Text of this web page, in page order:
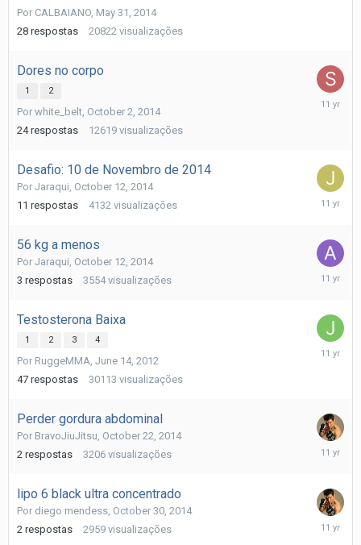
Por CALBAIANO May 31, 2014
28 respostas 20822 visualizações
Dores no corpo
1 2
Por white_belt October 2, 2014
24 respostas 12619 visualizações
Desafio: 10 de Novembro de 2014
Por Jaraqui October 12, 2014
11 respostas 4132 visualizações
56 kg a menos
Por Jaraqui October 12, 2014
3 respostas 3554 visualizações
Testosterona Baixa
1 2 3 4
Por RuggeMMA June 14, 2012
47 respostas 30113 visualizações
Perder gordura abdominal
Por BravoJiuJitsu October 22, 2014
2 respostas 3206 visualizações
lipo 6 black ultra concentrado
Por diego mendess October 30, 2014
2 respostas 2959 visualizações